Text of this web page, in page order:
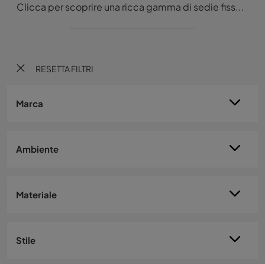
RESETTA FILTRI
Marca
Ambiente
Materiale
Stile
Clicca per scoprire una ricca gamma di sedie fisse per stanze design: il modello Mezz'aria 2889M di Lago ti sta aspettando!